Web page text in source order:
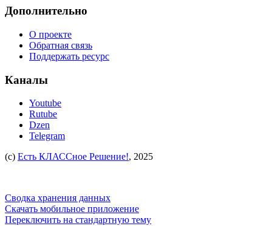
Дополнительно
О проекте
Обратная связь
Поддержать ресурс
Каналы
Youtube
Rutube
Dzen
Telegram
(c) Есть КЛАССное Решение!, 2025
Сводка хранения данных
Скачать мобильное приложение
Переключить на стандартную тему